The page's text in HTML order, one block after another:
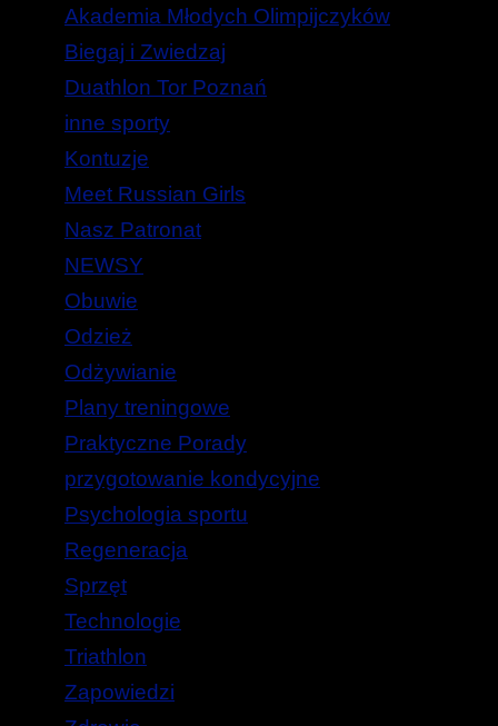
Akademia Młodych Olimpijczyków
Biegaj i Zwiedzaj
Duathlon Tor Poznań
inne sporty
Kontuzje
Meet Russian Girls
Nasz Patronat
NEWSY
Obuwie
Odzież
Odżywianie
Plany treningowe
Praktyczne Porady
przygotowanie kondycyjne
Psychologia sportu
Regeneracja
Sprzęt
Technologie
Triathlon
Zapowiedzi